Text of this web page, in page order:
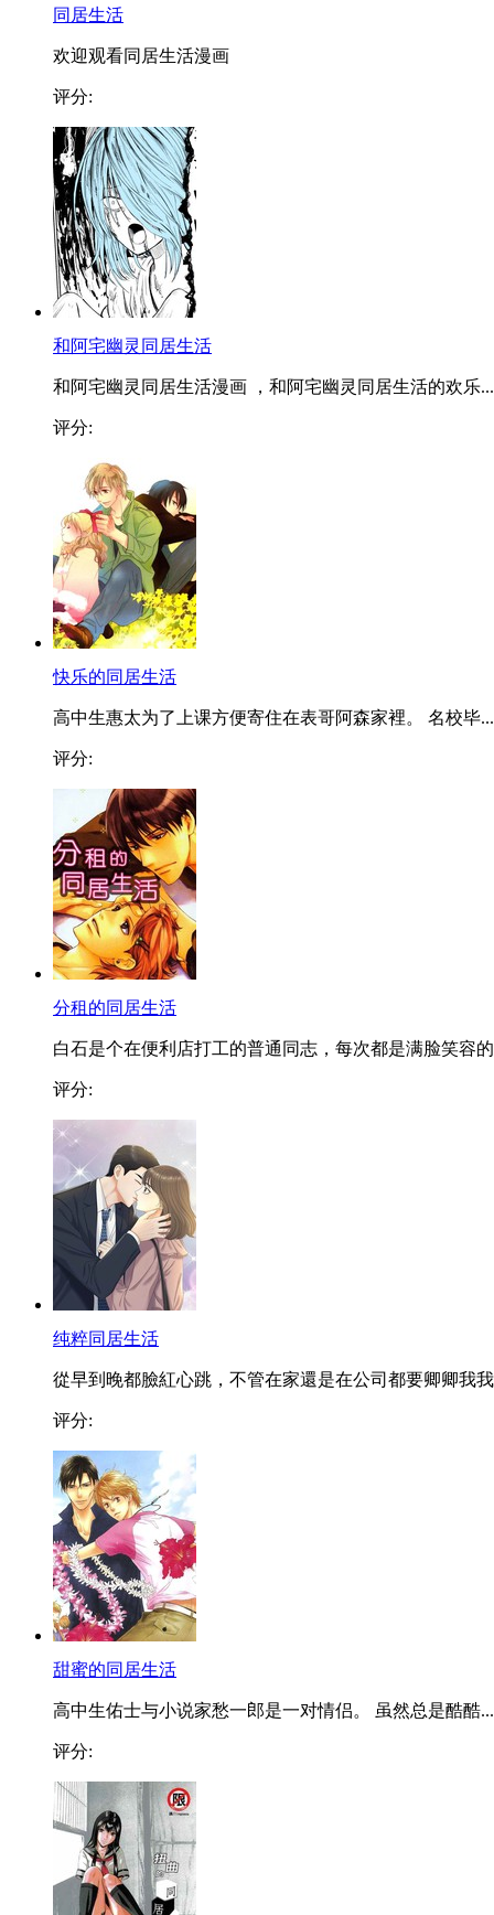
同居生活
欢迎观看同居生活漫画
评分:
和阿宅幽灵同居生活
和阿宅幽灵同居生活漫画 ，和阿宅幽灵同居生活的欢乐...
评分:
快乐的同居生活
高中生惠太为了上课方便寄住在表哥阿森家裡。 名校毕...
评分:
分租的同居生活
白石是个在便利店打工的普通同志，每次都是满脸笑容
评分:
纯粹同居生活
從早到晚都臉紅心跳，不管在家還是在公司都要卿卿我
评分:
甜蜜的同居生活
高中生佑士与小说家愁一郎是一对情侣。 虽然总是酷酷...
评分: